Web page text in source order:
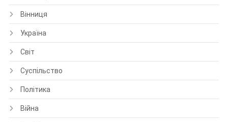
Вінниця
Україна
Світ
Суспільство
Політика
Війна